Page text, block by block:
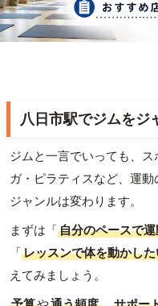
八日市駅でジムをジ
ジムと一言でいっても、
ガ・ピラティスなど、運
ジャンルは変わります。
まずは「自分のペースで
「レッスンで体を動かし
えてみましょう。